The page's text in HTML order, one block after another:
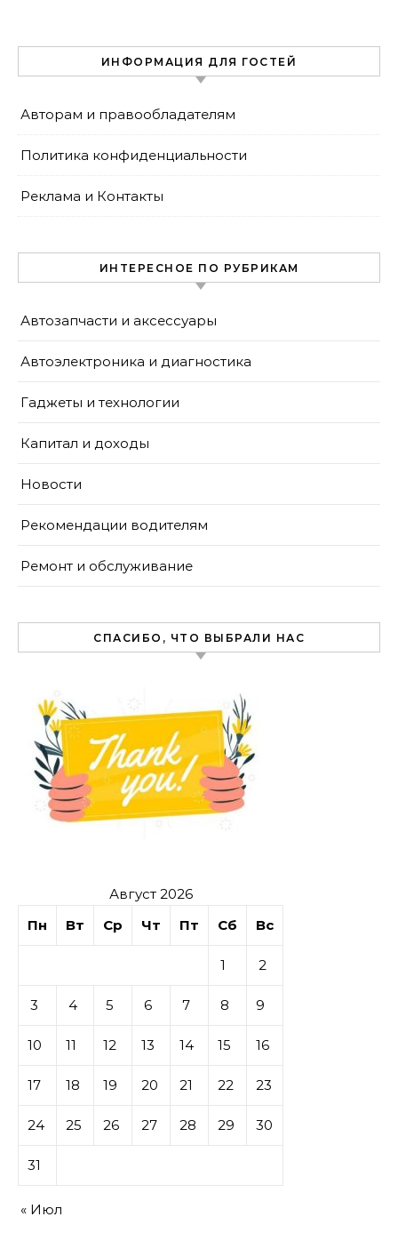
сайта
ИНФОРМАЦИЯ ДЛЯ ГОСТЕЙ
Авторам и правообладателям
Политика конфиденциальности
Реклама и Контакты
ИНТЕРЕСНОЕ ПО РУБРИКАМ
Автозапчасти и аксессуары
Автоэлектроника и диагностика
Гаджеты и технологии
Капитал и доходы
Новости
Рекомендации водителям
Ремонт и обслуживание
СПАСИБО, ЧТО ВЫБРАЛИ НАС
Август 2026
Пн
Вт Ср Чт Пт Сб Вс
1 2
3 4 5 6 7 8 9
10 11 12 13 14 15 16
17 18 19 20 21 22 23
24 25 26 27 28 29 30
31
« Июл